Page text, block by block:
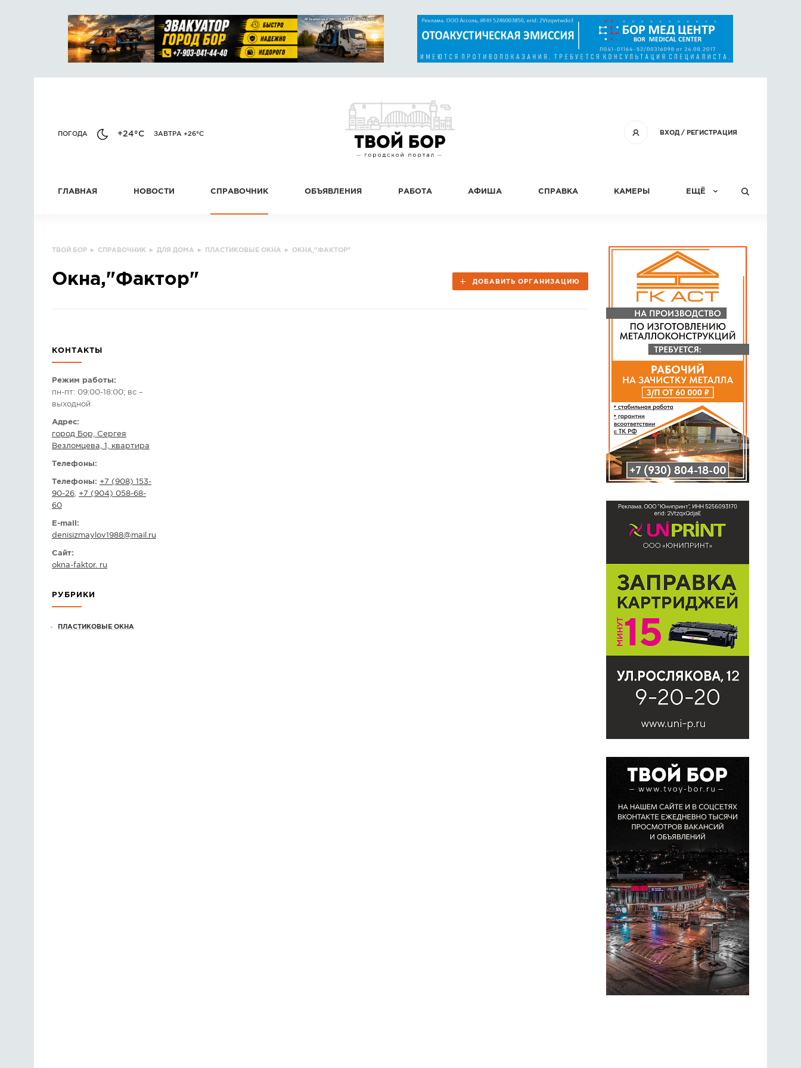
ВХОД/ РЕГИСТРАЦИЯ
ПОГОДА +24°C ЗАВТРА +26°C
ГЛАВНАЯ НОВОСТИ СПРАВОЧНИК ОБЪЯВЛЕНИЯ РАБОТА АФИША СПРАВКА КАМЕРЫ ЕЩЁ
СТАТЬИ
ГОЛОСОВАНИЯ
ПРЕДЛОЖИТЬ НОВОСТЬ
ФОТО
ТВОЙ БОР ▸ СПРАВОЧНИК ▸ ДЛЯ ДОМА ▸ ПЛАСТИКОВЫЕ ОКНА ▸ ОКНА,"ФАКТОР"
Окна,"Фактор" ДОБАВИТЬ ОРГАНИЗАЦИЮ
КОНТАКТЫ
Режим работы:
пн-пт: 09:00-18:00; вс –
выходной
Адрес:
город Бор, Сергея
Везломцева, 1, квартира
Телефоны:
Телефоны: +7 (908) 153-
90-26
+7 (904) 058-68-
60
E-mail:
denisizmaylov1988@mail.ru
Сайт:
okna-faktor. ru
РУБРИКИ
ПЛАСТИКОВЫЕ ОКНА